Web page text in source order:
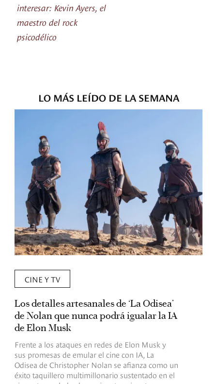
interesar: Kevin Ayers, el
maestro del rock
psicodélico
LO MÁS LEÍDO DE LA SEMANA
CINE Y TV
Los detalles artesanales de ‘La Odisea’
de Nolan que nunca podrá igualar la IA
de Elon Musk
Frente a los ataques en redes de Elon Musk y
sus promesas de emular el cine con IA, La
Odisea de Christopher Nolan se afianza como un
éxito taquillero multimillonario sustentado en el